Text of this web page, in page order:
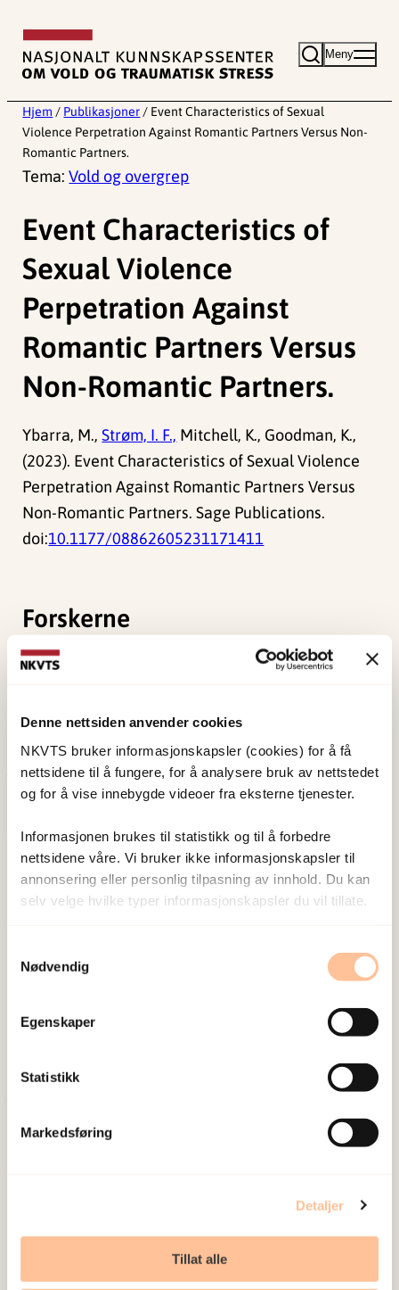
Denne nettsiden anvender cookies
NKVTS bruker informasjonskapsler (cookies) for å få
nettsidene til å fungere, for å analysere bruk av nettstedet
og for å vise innebygde videoer fra eksterne tjenester.
Informasjonen brukes til statistikk og til å forbedre
nettsidene våre. Vi bruker ikke informasjonskapsler til
annonsering eller personlig tilpasning av innhold. Du kan
selv velge hvilke typer informasjonskapsler du vil tillate.
Nødvendig
Egenskaper
Statistikk
Markedsføring
Detaljer
Tillat alle
innhold
Meny
Hjem / Publikasjoner / Event Characteristics of Sexual
Violence Perpetration Against Romantic Partners Versus Non-
Romantic Partners.
Tema:Vold og overgrep
Event Characteristics of
Sexual Violence
Perpetration Against
Romantic Partners Versus
Non-Romantic Partners.
Ybarra, M.,Strøm, I. F., Mitchell, K., Goodman, K.,
(2023). Event Characteristics of Sexual Violence
Perpetration Against Romantic Partners Versus
Non-Romantic Partners. Sage Publications.
doi:10.1177/08862605231171411
Forskerne
Strøm, Ida Frugård
Vis profil
Publisert:19. mars 2026
NKVTS utvikler og sprer kunnskap og kompetanse
om vold og traumatisk stress. Formålet er å bidra
til å forebygge og redusere de helsemessige og
sosiale konsekvensene som vold og traumatisk
Seminarer og arrangementer